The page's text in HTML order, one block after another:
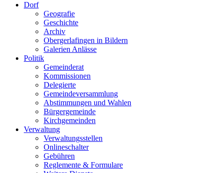
Dorf
Geografie
Geschichte
Archiv
Obergerlafingen in Bildern
Galerien Anlässe
Politik
Gemeinderat
Kommissionen
Delegierte
Gemeindeversammlung
Abstimmungen und Wahlen
Bürgergemeinde
Kirchgemeinden
Verwaltung
Verwaltungsstellen
Onlineschalter
Gebühren
Reglemente & Formulare